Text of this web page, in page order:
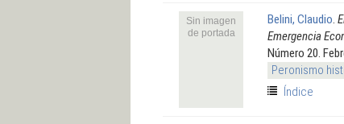
Sin imagen
de portada
Belini, Claudio
Emergencia
Número 20.
Peronismo
Índice